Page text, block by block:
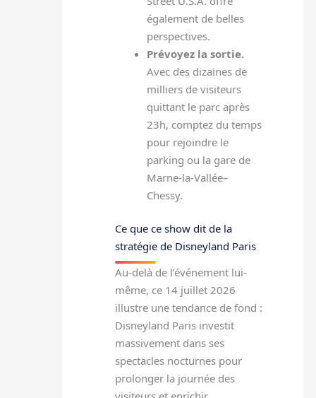
également de belles
perspectives.
Prévoyez la sortie.
Avec des dizaines de
milliers de visiteurs
quittant le parc après
23h, comptez du temps
pour rejoindre le
parking ou la gare de
Marne-la-Vallée–
Chessy.
Ce que ce show dit de la
stratégie de Disneyland Paris
Au-delà de l’événement lui-
même, ce 14 juillet 2026
illustre une tendance de fond :
Disneyland Paris investit
massivement dans ses
spectacles nocturnes pour
prolonger la journée des